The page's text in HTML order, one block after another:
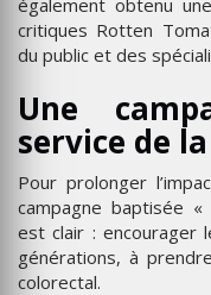
également obtenu
critiques Rotten
du public et des
Une
service de
Pour prolonger
campagne baptisée «
est clair : encourager
générations, à
colorectal.